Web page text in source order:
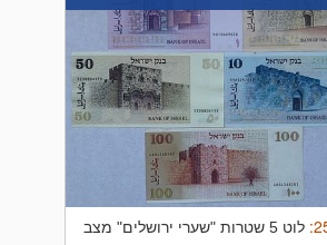
:
לוט 5 שטרות "שערי ירושלים" מצב